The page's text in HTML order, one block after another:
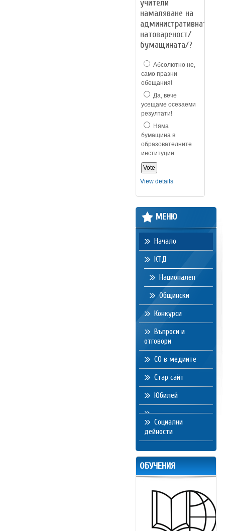
учители
намаляване на
административната
натовареност/
бумащината/?
Абсолютно не,
само празни
обещания!
Да, вече
усещаме осезаеми
резултати!
Няма
бумащина в
образователните
институции.
View details
МЕНЮ
Начало
КТД
Национален
Общински
Конкурси
Въпроси и
отговори
СО в медиите
Стар сайт
Юбилей
Социални
дейности
ОБУЧЕНИЯ